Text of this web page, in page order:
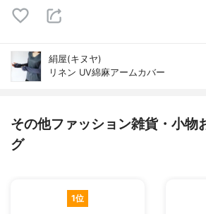
絹屋(キヌヤ)
リネン UV綿麻アームカバー
その他ファッション雑貨・小物
グ
1位